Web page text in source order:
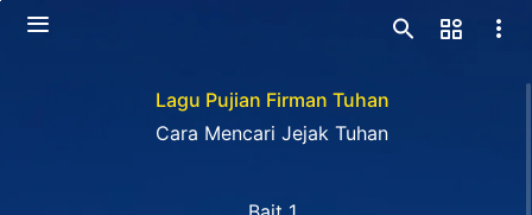
Lagu Pujian Firman Tuhan
Cara Mencari Jejak Tuhan